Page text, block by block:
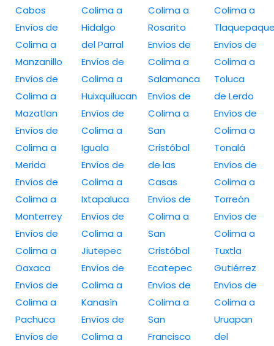
Cabos
Envíos de
Colima a
Manzanillo
Envíos de
Colima a
Mazatlan
Envíos de
Colima a
Merida
Envíos de
Colima a
Monterrey
Envíos de
Colima a
Oaxaca
Envíos de
Colima a
Pachuca
Envíos de
Colima a
Hidalgo
del Parral
Envíos de
Colima a
Huixquilucan
Envíos de
Colima a
Iguala
Envíos de
Colima a
Ixtapaluca
Envíos de
Colima a
Jiutepec
Envíos de
Colima a
Kanasín
Envíos de
Colima a
Colima a
Rosarito
Envíos de
Colima a
Salamanca
Envíos de
Colima a
San
Cristóbal
de las
Casas
Envíos de
Colima a
San
Cristóbal
Ecatepec
Envíos de
Colima a
San
Francisco
Colima a
Envíos de
Colima a
Toluca
de Lerdo
Envíos de
Colima a
Tonalá
Envíos de
Colima a
Torreón
Envíos de
Colima a
Tuxtla
Gutiérrez
Envíos de
Colima a
Uruapan
del